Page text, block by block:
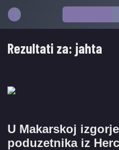
Rezultati za: jahta
U Makarskoj
poduzetnika iz